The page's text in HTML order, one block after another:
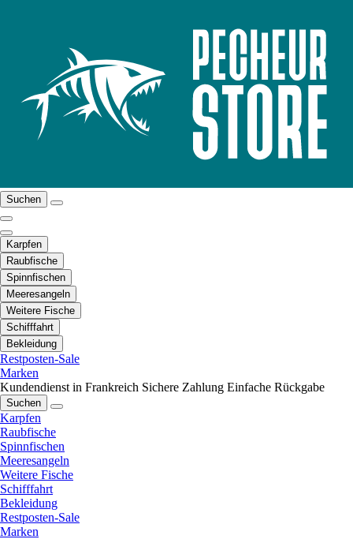
Suchen
Karpfen
Raubfische
Spinnfischen
Meeresangeln
Weitere Fische
Schifffahrt
Bekleidung
Restposten-Sale
Marken
Kundendienst in Frankreich Sichere Zahlung Einfache Rückgabe
Suchen
Karpfen
Raubfische
Spinnfischen
Meeresangeln
Weitere Fische
Schifffahrt
Bekleidung
Restposten-Sale
Marken